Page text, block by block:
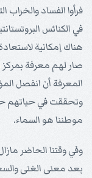
فرأوا الفساد والخراب
في الكنائس
هناك إمكانية
صار لهم معرفة بمركز
المعرفة أن انفصل
وتحققت في حياتهم
موطننا هو السماء.
وفي وقتنا الحاضر
بعد معنى الغنى